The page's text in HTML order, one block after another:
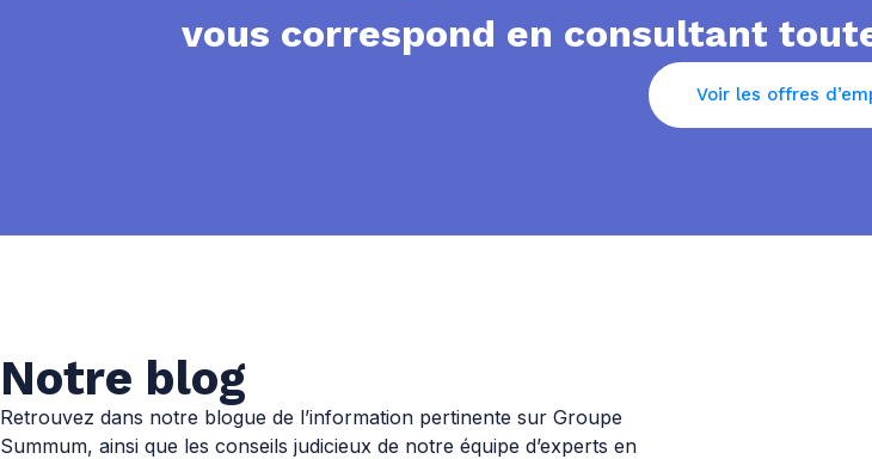
vous correspond en consultant
Voir les offres
Notre blog
Retrouvez dans notre blogue de l’information pertinente sur Groupe
Summum, ainsi que les conseils judicieux de notre équipe d’experts en